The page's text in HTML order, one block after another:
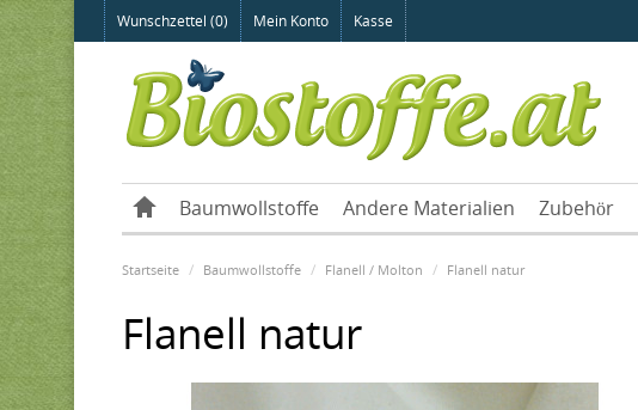
Wunschzettel (0) Mein Konto Kasse
Baumwollstoffe Andere Materialien Zubehör
Startseite Baumwollstoffe Flanell / Molton Flanell natur
Flanell natur